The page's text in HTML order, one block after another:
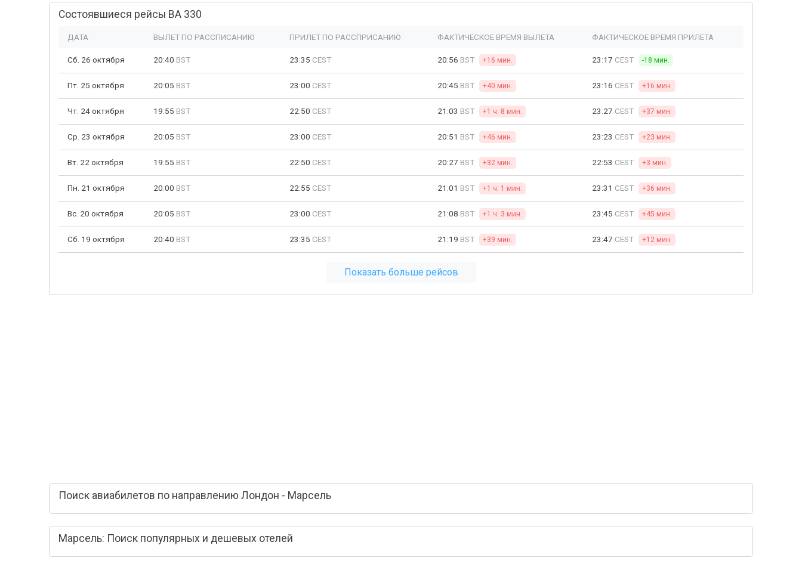
Состоявшиеся рейсы BA 330
ДАТА ВЫЛЕТ ПО РАССПИСАНИЮ ПРИЛЕТ ПО РАССПРИСАНИЮ ФАКТИЧЕСКОЕ ВРЕМЯ ВЫЛЕТА ФАКТИЧЕСКОЕ ВРЕМЯ ПРИЛЕТА
Сб. 26 октября 20:40 BST 23:35 CEST 20:56 BST +16 мин. 23:17 CEST -18 мин.
Пт. 25 октября 20:05 BST 23:00 CEST 20:45 BST +40 мин. 23:16 CEST +16 мин.
Чт. 24 октября 19:55 BST 22:50 CEST 21:03 BST +1 ч. 8 мин. 23:27 CEST +37 мин.
Ср. 23 октября 20:05 BST 23:00 CEST 20:51 BST +46 мин. 23:23 CEST +23 мин.
Вт. 22 октября 19:55 BST 22:50 CEST 20:27 BST +32 мин. 22:53 CEST +3 мин.
Пн. 21 октября 20:00 BST 22:55 CEST 21:01 BST +1 ч. 1 мин. 23:31 CEST +36 мин.
Вс. 20 октября 20:05 BST 23:00 CEST 21:08 BST +1 ч. 3 мин. 23:45 CEST +45 мин.
Сб. 19 октября 20:40 BST 23:35 CEST 21:19 BST +39 мин. 23:47 CEST +12 мин.
Показать больше рейсов
Поиск авиабилетов по направлению Лондон - Марсель
Марсель: Поиск популярных и дешевых отелей